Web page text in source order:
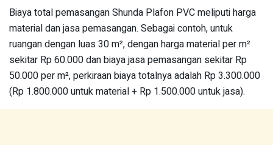
Biaya total pemasangan Shunda Plafon PVC meliputi harga
material dan jasa pemasangan. Sebagai contoh, untuk
ruangan dengan luas 30 m², dengan harga material per m²
sekitar Rp 60.000 dan biaya jasa pemasangan sekitar Rp
50.000 per m², perkiraan biaya totalnya adalah Rp 3.300.000
(Rp 1.800.000 untuk material + Rp 1.500.000 untuk jasa).